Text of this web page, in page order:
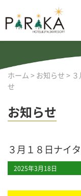
ホーム > お知らせ >
せ
お知らせ
３月１８日ナイ
2025年3月18日